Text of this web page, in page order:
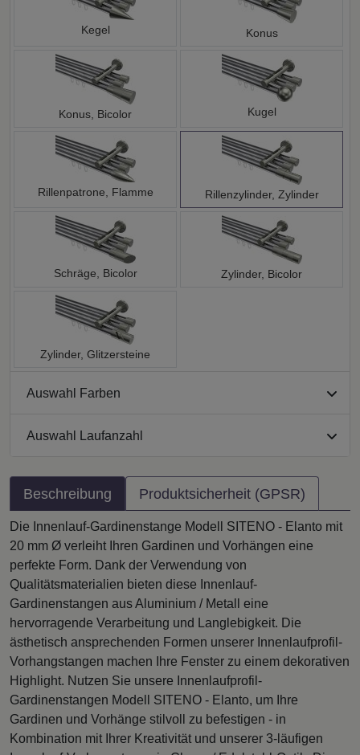
Kegel Konus
Konus, Bicolor Kugel
Rillenpatrone, Flamme Rillenzylinder, Zylinder
Schräge, Bicolor Zylinder, Bicolor
Zylinder, Glitzersteine
Auswahl Farben
Auswahl Laufanzahl
Beschreibung Produktsicherheit (GPSR)
Die Innenlauf-Gardinenstange Modell SITENO - Elanto mit
20 mm Ø verleiht Ihren Gardinen und Vorhängen eine
perfekte Form. Dank der Verwendung von
Qualitätsmaterialien bieten diese Innenlauf-
Gardinenstangen aus Aluminium / Metall eine
hervorragende Verarbeitung und Langlebigkeit. Die
ästhetisch ansprechenden Formen unserer Innenlaufprofil-
Vorhangstangen machen Ihre Fenster zu einem dekorativen
Highlight. Nutzen Sie unsere Innenlaufprofil-
Gardinenstangen Modell SITENO - Elanto, um Ihre
Gardinen und Vorhänge stilvoll zu befestigen - in
Kombination mit Ihrer Kreativität und unserer 3-läufigen